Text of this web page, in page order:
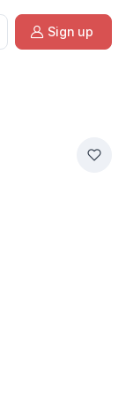
Sign up